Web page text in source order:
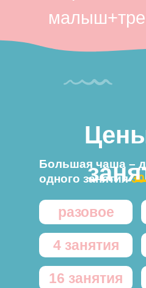
разовое
4 занятия
16 занятия
Большая чаша –
одного занятия30